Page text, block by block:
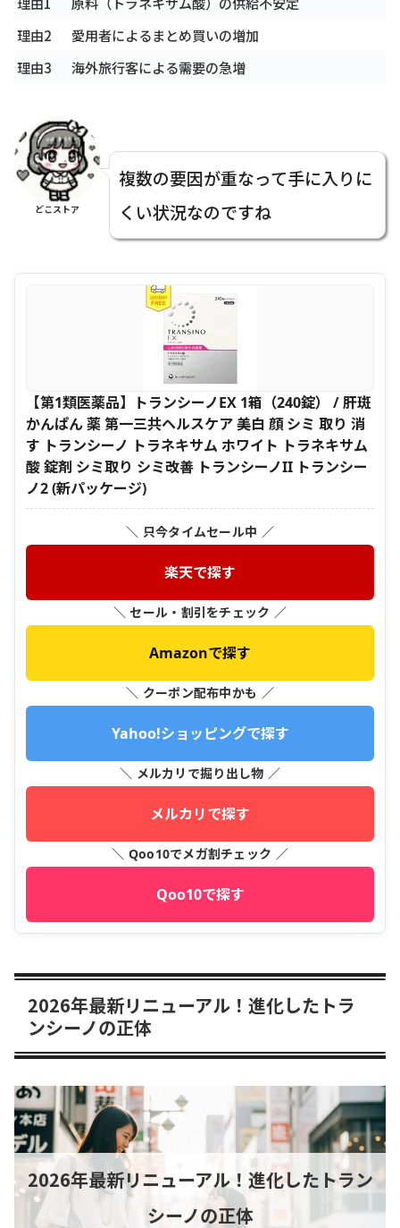
理由2
愛用者によるまとめ買いの増加
理由3
海外旅行客による需要の急増
どこストア
複数の要因が重なって手に入りに
くい状況なのですね
【第1類医薬品】トランシーノEX 1箱（240錠） / 肝斑
かんぱん 薬 第一三共ヘルスケア 美白 顔 シミ 取り 消
す トランシーノ トラネキサム ホワイト トラネキサム
酸 錠剤 シミ取り シミ改善 トランシーノII トランシー
ノ2 (新パッケージ)
＼ 只今タイムセール中 ／
楽天で探す
＼ セール・割引をチェック ／
Amazonで探す
＼ クーポン配布中かも ／
Yahoo!ショッピングで探す
＼ メルカリで掘り出し物 ／
メルカリで探す
＼ Qoo10でメガ割チェック ／
Qoo10で探す
2026年最新リニューアル！進化したトラ
ンシーノの正体
2026年最新リニューアル！進化したトラン
シーノの正体